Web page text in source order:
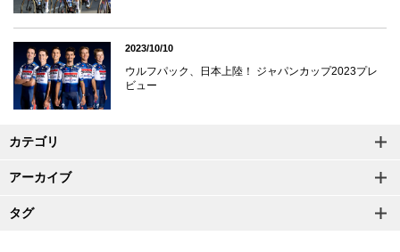
2023/10/10
ウルフパック、日本上陸！ ジャパンカップ2023プレ
ビュー
カテゴリ
アーカイブ
タグ